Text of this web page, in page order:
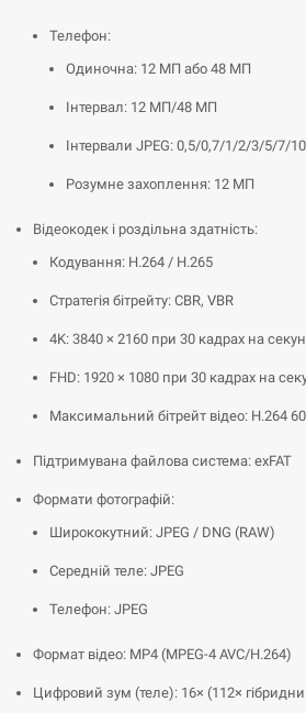
Телефон:
Одиночна: 12 МП або 48 МП
Інтервал: 12 МП/48 МП
Інтервали JPEG: 0,5/0,7/1/2/3/5/7/
Розумне захоплення: 12 МП
Відеокодек і роздільна здатність:
Кодування: H.264 / H.265
Стратегія бітрейту: CBR, VBR
4K: 3840 × 2160 при 30 кадрах на
FHD: 1920 × 1080 при 30 кадрах на
Максимальний бітрейт відео: H.264
Підтримувана файлова система: exFAT
Формати фотографій:
Ширококутний: JPEG / DNG (RAW)
Середній теле: JPEG
Телефон: JPEG
Формат відео: MP4 (MPEG-4 AVC/H.264)
Цифровий зум (теле): 16× (112×